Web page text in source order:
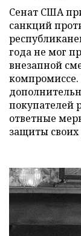
Сенат США
санкций
года не мог
внезапной
компромиссе.
покупателей
ответные
защиты своих